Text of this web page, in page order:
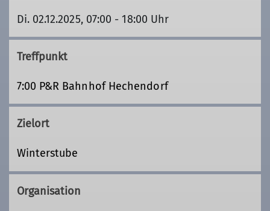
Di. 02.12.2025, 07:00 - 18:00 Uhr
Treffpunkt
7:00 P&R Bahnhof Hechendorf
Zielort
Winterstube
Organisation